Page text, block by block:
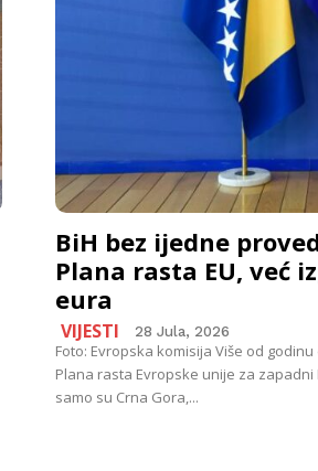
BiH bez ijedne
Plana rasta EU, već
eura
VIJESTI 28 Jula, 2026
Foto: Evropska komisija Više od
Plana rasta Evropske unije za
samo su Crna Gora,...